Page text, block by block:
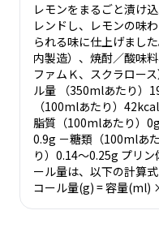
レモンをまるごと漬け
レンドし、レモンの味
られる味に仕上げまし
内製造）、焼酎／酸味
ファムＫ、スクラロー
ル量 （350mlあたり）
（100mlあたり）
脂質（100mlあたり）
0.9g －糖類（100mlあ
り）0.14～0.25g プリ
ール量は、以下の計算
コール量(g) = 容量(ml)